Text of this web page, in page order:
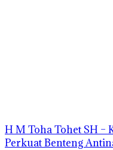
H M Toha Tohet SH –
Perkuat Benteng